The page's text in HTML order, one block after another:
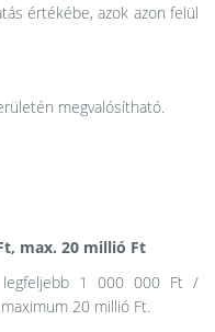
értékébe, azok azon felül
megvalósítható.
max. 20 millió Ft
legfeljebb 1 000 000 Ft /
20 millió Ft.